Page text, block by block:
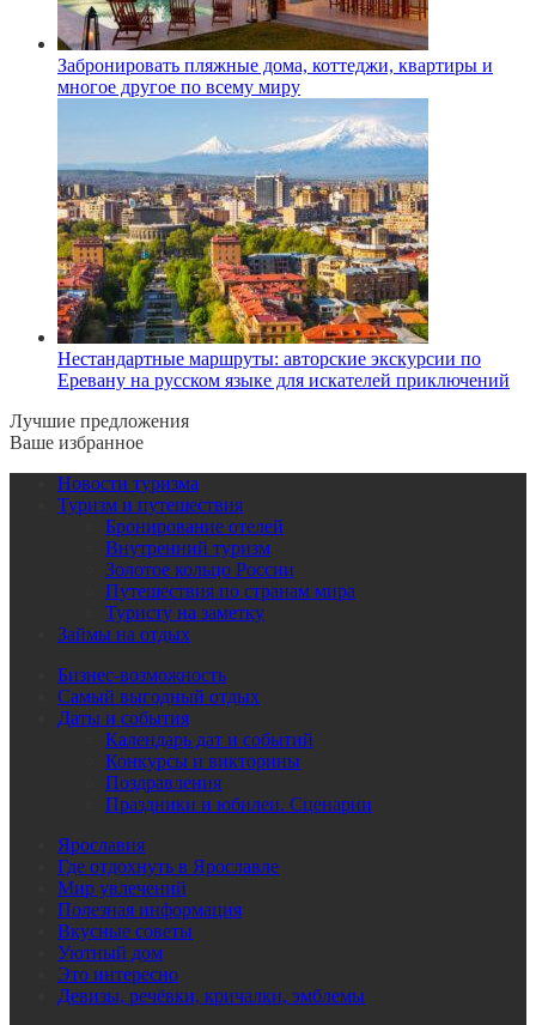
Забронировать пляжные дома, коттеджи, квартиры и
многое другое по всему миру
Нестандартные маршруты: авторские экскурсии по
Еревану на русском языке для искателей приключений
Лучшие предложения
Ваше избранное
Новости туризма
Туризм и путешествия
Бронирование отелей
Внутренний туризм
Золотое кольцо России
Путешествия по странам мира
Туристу на заметку
Займы на отдых
Бизнес-возможность
Самый выгодный отдых
Даты и события
Календарь дат и событий
Конкурсы и викторины
Поздравления
Праздники и юбилеи. Сценарии
Ярославия
Где отдохнуть в Ярославле
Мир увлечений
Полезная информация
Вкусные советы
Уютный дом
Это интересно
Девизы, речёвки, кричалки, эмблемы